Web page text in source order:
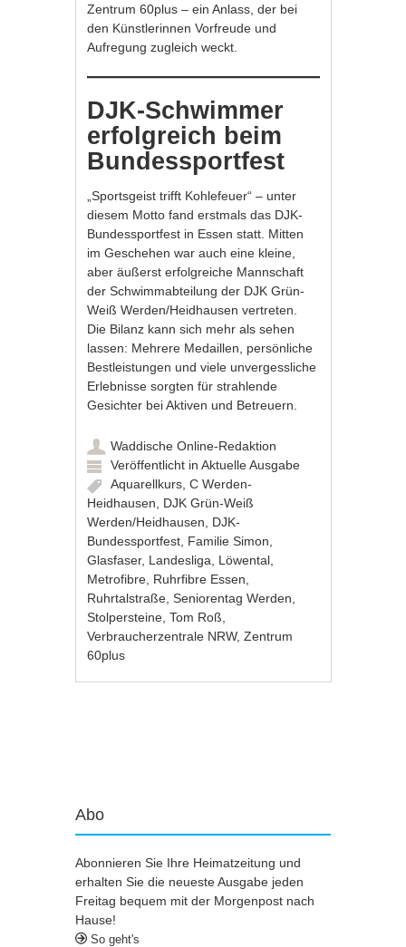
Zentrum 60plus – ein Anlass, der bei
den Künstlerinnen Vorfreude und
Aufregung zugleich weckt.
DJK-Schwimmer
erfolgreich beim
Bundessportfest
„Sportsgeist trifft Kohlefeuer“ – unter
diesem Motto fand erstmals das DJK-
Bundessportfest in Essen statt. Mitten
im Geschehen war auch eine kleine,
aber äußerst erfolgreiche Mannschaft
der Schwimmabteilung der DJK Grün-
Weiß Werden/Heidhausen vertreten.
Die Bilanz kann sich mehr als sehen
lassen: Mehrere Medaillen, persönliche
Bestleistungen und viele unvergessliche
Erlebnisse sorgten für strahlende
Gesichter bei Aktiven und Betreuern.
Waddische Online-Redaktion
Veröffentlicht inAktuelle Ausgabe
Aquarellkurs ,C Werden-
Heidhausen
DJK Grün-Weiß
Werden/Heidhausen
DJK-
Bundessportfest Familie Simon
Glasfaser, Landesliga Löwental
Metrofibre Ruhrfibre Essen
Ruhrtalstraße ,Seniorentag Werden
Stolpersteine ,Tom Roß
Verbraucherzentrale NRW,Zentrum
60plus
Abo
Abonnieren Sie Ihre Heimatzeitung und
erhalten Sie die neueste Ausgabe jeden
Freitag bequem mit der Morgenpost nach
Hause!
So geht's